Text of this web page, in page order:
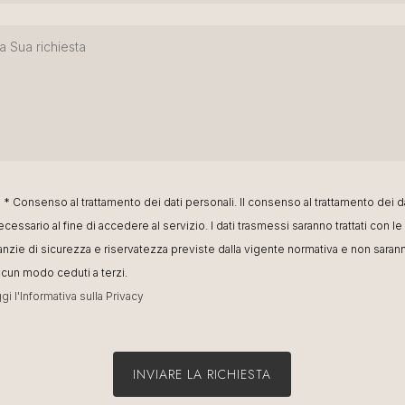
* Consenso al trattamento dei dati personali. Il consenso al trattamento dei
al fine di accedere al servizio. I dati trasmessi saranno trattati con le
di sicurezza e riservatezza previste dalla vigente normativa e non
modo ceduti a terzi.
l'Informativa sulla Privacy